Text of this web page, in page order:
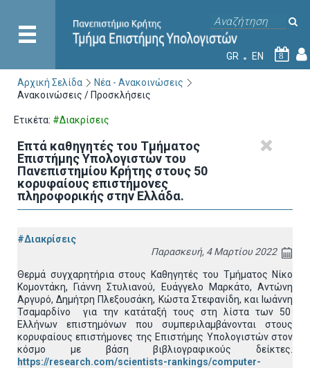
GR EN 8
Αρχική Σελίδα
Νέα - Ανακοινώσεις
Ανακοινώσεις / Προσκλήσεις
Ετικέτα: #Διακρίσεις
Επτά καθηγητές του Τμήματος
Επιστήμης Υπολογιστών του
Πανεπιστημίου Κρήτης στους 50
κορυφαίους επιστήμονες
πληροφορικής στην Ελλάδα.
#Διακρίσεις
Παρασκευή, 4 Μαρτίου 2022
Θερμά συγχαρητήρια στους Καθηγητές του Τμήματος Νίκο
Κομοντάκη, Γιάννη Στυλιανού, Ευάγγελο Μαρκάτο, Αντώνη
Αργυρό, Δημήτρη Πλεξουσάκη, Κώστα Στεφανίδη, και Ιωάννη
Τσαμαρδίνο για την κατάταξή τους στη λίστα των 50
Ελλήνων επιστημόνων που συμπεριλαμβάνονται στους
κορυφαίους επιστήμονες της Επιστήμης Υπολογιστών στον
κόσμο με βάση βιβλιογραφικούς δείκτες.
https://research.com/scientists-rankings/computer-